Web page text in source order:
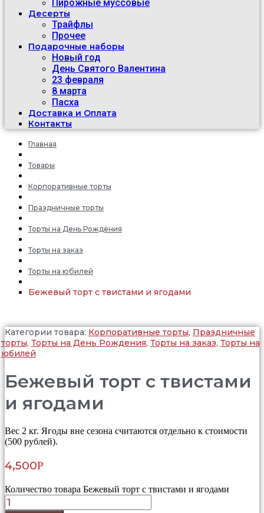
Пирожные муссовые
Десерты
Трайфлы
Прочее
Подарочные наборы
Новый год
День Святого Валентина
23 февраля
8 марта
Пасха
Доставка и Оплата
Контакты
Главная
Товары
Корпоративные торты
Праздничные торты
Торты на День Рождения
Торты на заказ
Торты на юбилей
Бежевый торт с твистами и ягодами
Категории товара: Корпоративные торты, Праздничные
торты, Торты на День Рождения, Торты на заказ, Торты на
юбилей
Бежевый торт с твистами
и ягодами
Вес 2 кг. Ягоды вне сезона считаются отдельно к стоимости
(500 рублей).
4,500Р
Количество товара Бежевый торт с твистами и ягодами